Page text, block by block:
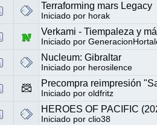
Terraforming mars Legacy
Iniciado por horak
Verkami - Tiempaleza y
Iniciado por
Nucleum: Gibraltar
Iniciado por herosilence
Precompra reimpresión
Iniciado poroldfritz
HEROES OF PACIFIC
Iniciado porclio38